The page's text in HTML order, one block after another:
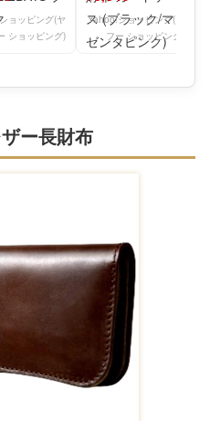
機能 コン
ョッピング(ヤ
ショッピング)
LIZDAYS リ
Yahoo!ショッピング(ヤ
フー ショッピング)
ー長財布